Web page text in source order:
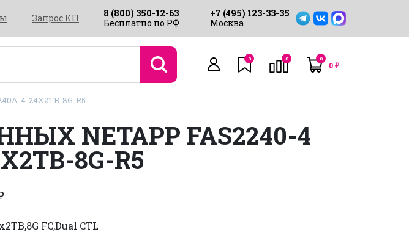
Запрос КП
8 (800) 350-12-63
Бесплатно по РФ
+7 (495) 123-33-35
Москва
0 0 0
0₽
4-24X2TB-8G-R5
NETAPP FAS2240-4
8G-R5
FC,Dual CTL